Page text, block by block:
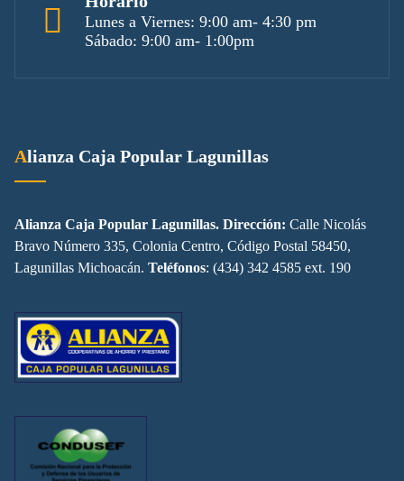
Lunes a Viernes: 9:00 am- 4:30 pm
Sábado: 9:00 am- 1:00pm
Alianza Caja Popular Lagunillas
Alianza Caja Popular Lagunillas. Dirección: Calle Nicolás
Bravo Número 335, Colonia Centro, Código Postal 58450,
Lagunillas Michoacán. Teléfonos: (434) 342 4585 ext. 190